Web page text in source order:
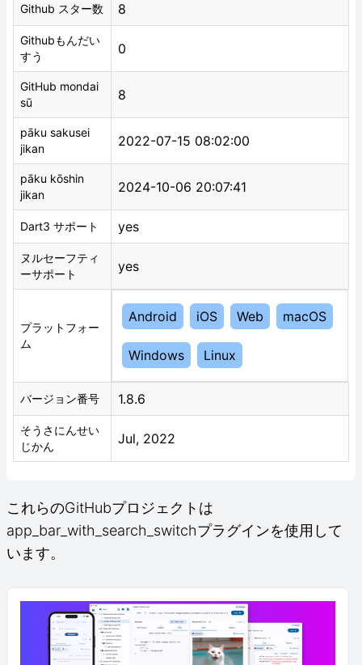
Github スター数 8
Githubもんだい
すう
0
GitHub mondai
sū
8
pāku sakusei
jikan
2022-07-15 08:02:00
pāku kōshin
jikan
2024-10-06 20:07:41
Dart3 サポート yes
ヌルセーフティ
ーサポート
yes
プラットフォー
ム
Android iOS Web macOS
Windows Linux
バージョン番号 1.8.6
そうさにんせい
じかん
Jul, 2022
これらのGitHubプロジェクトは
app_bar_with_search_switchプラグインを使用して
います。